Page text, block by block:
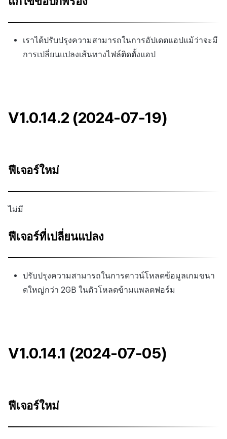
เราได้ปรับปรุงความสามารถในการอัปเดตแอปแม้ว่าจะมี
การเปลี่ยนแปลงเส้นทางไฟล์ติดตั้งแอป
V1.0.14.2 (2024-07-19)
ฟีเจอร์ใหม่
ไม่มี
ฟีเจอร์ที่เปลี่ยนแปลง
ปรับปรุงความสามารถในการดาวน์โหลดข้อมูลเกมขนา
ดใหญ่กว่า 2GB ในตัวโหลดข้ามแพลตฟอร์ม
V1.0.14.1 (2024-07-05)
ฟีเจอร์ใหม่